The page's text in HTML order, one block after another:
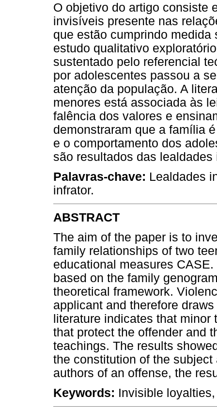
O objetivo do artigo consiste
invisíveis presente nas
que estão cumprindo
estudo qualitativo
sustentado pelo referencial
por adolescentes passou a
atenção da população. A
menores está associada às
falência dos valores e
demonstraram que a família
e o comportamento dos
são resultados das
Palavras-chave: Lealdades
infrator.
ABSTRACT
The aim of the paper is to
family relationships of two
educational measures
based on the family
theoretical framework.
applicant and therefore
literature indicates that
that protect the offender and
teachings. The results
the constitution of the
authors of an offense, the
Keywords: Invisible